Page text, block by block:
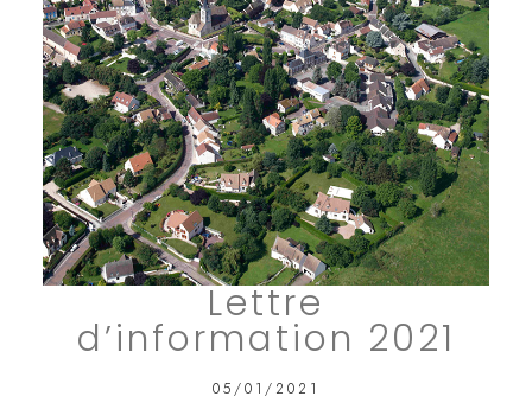
Lettre
d’information 2021
05/01/2021